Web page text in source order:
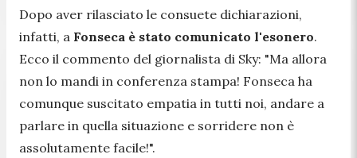
Dopo aver rilasciato le consuete dichiarazioni,
infatti, a Fonseca è stato comunicato l'esonero.
Ecco il commento del giornalista di Sky: "Ma allora
non lo mandi in conferenza stampa! Fonseca ha
comunque suscitato empatia in tutti noi, andare a
parlare in quella situazione e sorridere non è
assolutamente facile!".